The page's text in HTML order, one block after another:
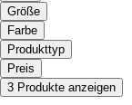
Größe
Farbe
Produkttyp
Preis
3 Produkte anzeigen